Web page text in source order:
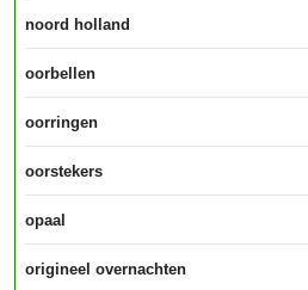
noord holland
oorbellen
oorringen
oorstekers
opaal
origineel overnachten